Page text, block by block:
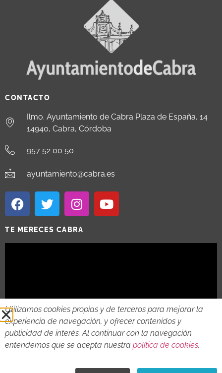
CONTACTO
Ilmo. Ayuntamiento de Cabra Plaza de España, 14
14940, Cabra, Córdoba
957 52 00 50
ayuntamiento@cabra.es
TE MERECES CABRA
2018 - 2026 © AYTO DE CABRA AVISO LEGAL
Utilizamos cookies propias y de terceros para mejorar la
experiencia de navegación, y ofrecer contenidos y
publicidad de interés. Al continuar con la navegación
entendemos que se acepta nuestra política de cookies.